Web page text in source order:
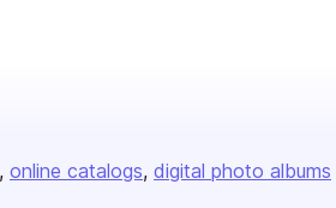
online catalogs digital photo albums